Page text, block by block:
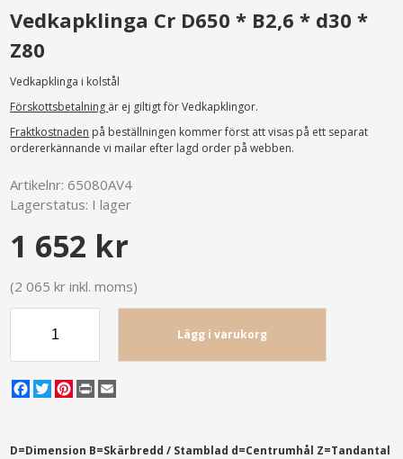
Vedkapklinga Cr D650 * B2,6 * d30 *
Z80
Vedkapklinga i kolstål
Förskottsbetalning är ej giltigt för Vedkapklingor.
Fraktkostnaden på beställningen kommer först att visas på ett separat
ordererkännande vi mailar efter lagd order på webben.
Artikelnr:65080AV4
Lagerstatus: I lager
1 652 kr
(2 065 kr inkl. moms)
Lägg i varukorg
Facebook
TwitterPinterest
Print
D=Dimension B=Skärbredd / Stamblad d=Centrumhål Z=Tandantal